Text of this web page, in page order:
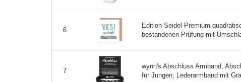
6
Edition Seidel Premium
bestandenen Prüfung mit
7
wynn's Abschluss Armband,
für Jungen, Lederarmband mit